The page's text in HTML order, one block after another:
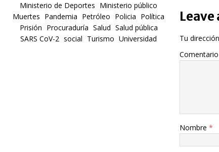
Leave
Tu
Comentario
Nombre *
Ministerio de Deportes Ministerio público
Muertes Pandemia Petróleo Policia Política
Prisión Procuraduría Salud Salud pública
SARS CoV-2 social Turismo Universidad